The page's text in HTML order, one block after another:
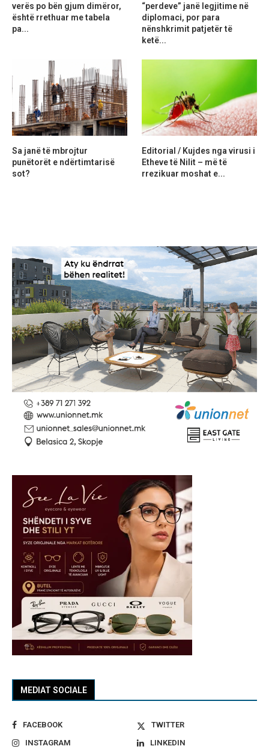
MEDIAT SOCIALE
FACEBOOK
TWITTER
INSTAGRAM
LINKEDIN
verës po bën gjum dimëror,
është rrethuar me tabela
pa...
“perdeve” janë legjitime në
diplomaci, por para
nënshkrimit patjetër të
ketë...
Sa janë të mbrojtur
punëtorët e ndërtimtarisë
sot?
Editorial / Kujdes nga virusi i
Etheve të Nilit – më të
rrezikuar moshat e...